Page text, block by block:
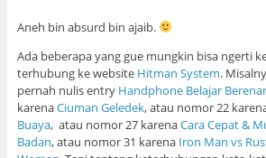
Aneh bin absurd bin ajaib.
Ada beberapa yang gue mungkin bisa ngerti
terhubung ke website Hitman System.
pernah nulis entry Handphone Belajar
karenaCiuman Geledek, atau nomor 22
Buaya, atau nomor 27 karenaCara Cepat &
Badan, atau nomor 31 karena Iron Man vs